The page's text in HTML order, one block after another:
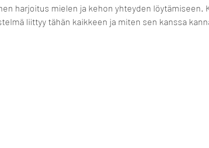
harjoitus mielen ja kehon yhteyden löytämiseen.
liittyy tähän kaikkeen ja miten sen kanssa